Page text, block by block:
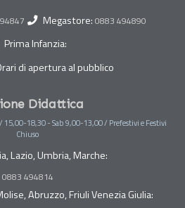
Megastore: 0883 494890
Prima Infanzia:
di apertura al pubblico
Didattica
18,30 - Sab 9,00-13,00 / Prefestivi e Festivi
Chiuso
Lazio, Umbria, Marche:
0883 494814
Abruzzo, Friuli Venezia Giulia: